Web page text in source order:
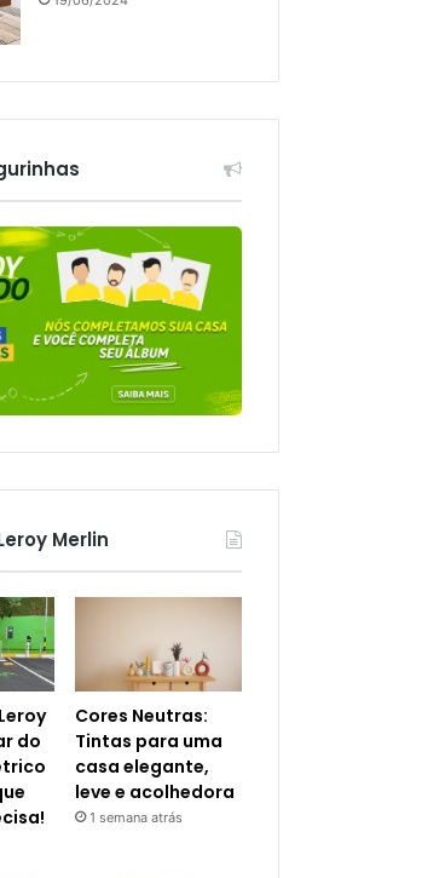
Merlin
do
Cores Neutras:
Tintas para uma
casa elegante,
leve e acolhedora
1 semana atrás